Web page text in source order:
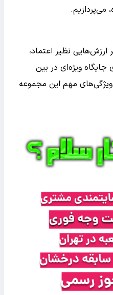
می‌پردازیم.
ارزش‌هایی نظیر اعتماد،
ویژه‌ای در بین
ویژگی‌های مهم این مجموعه